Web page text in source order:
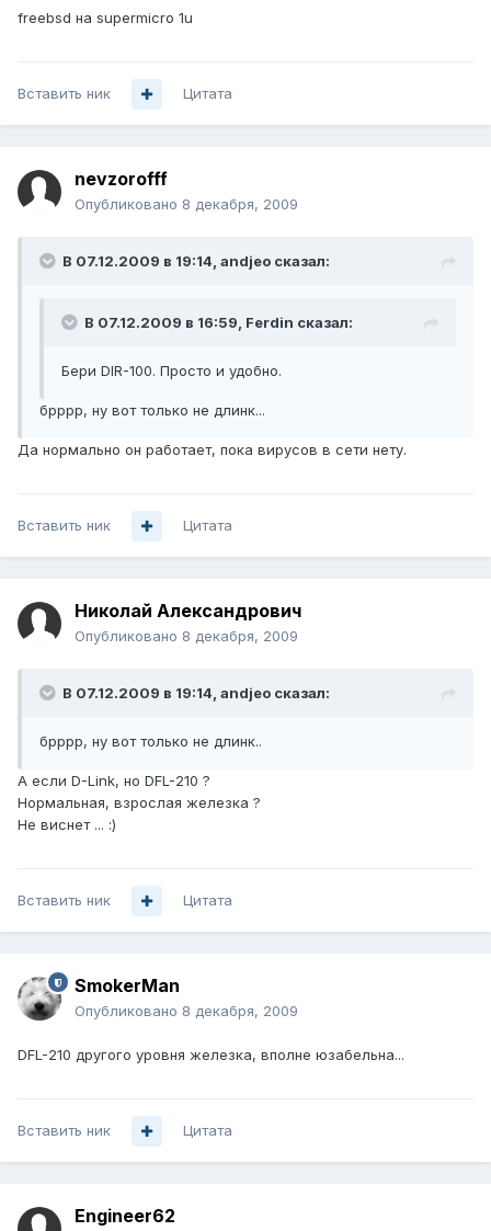
freebsd на supermicro 1u
Вставить ник Цитата
nevzorofff
Опубликовано 8 декабря, 2009
В 07.12.2009 в 19:14, andjeo сказал:
В 07.12.2009 в 16:59, Ferdin сказал:
Бери DIR-100. Просто и удобно.
брррр, ну вот только не длинк...
Да нормально он работает, пока вирусов в сети нету.
Вставить ник Цитата
Николай Александрович
Опубликовано 8 декабря, 2009
В 07.12.2009 в 19:14, andjeo сказал:
брррр, ну вот только не длинк..
А если D-Link, но DFL-210 ?
Нормальная, взрослая железка ?
Не виснет ... :)
Вставить ник Цитата
SmokerMan
Опубликовано 8 декабря, 2009
DFL-210 другого уровня железка, вполне юзабельна...
Вставить ник Цитата
Engineer62